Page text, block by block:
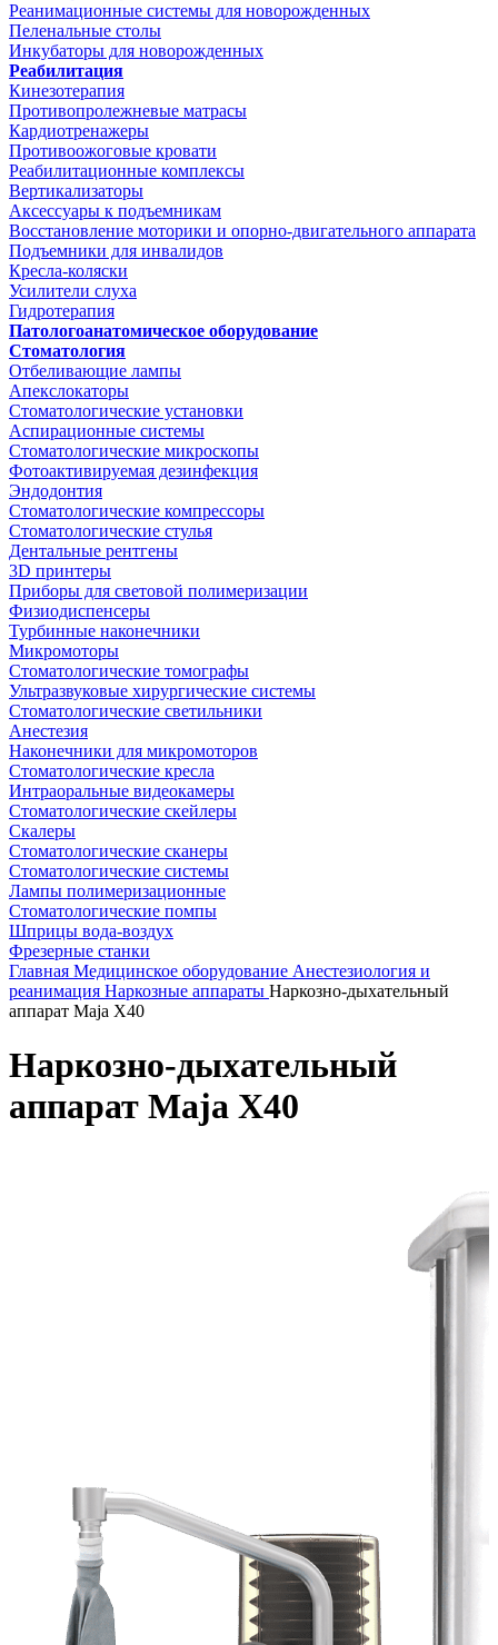
Реанимационные системы для новорожденных
Пеленальные столы
Инкубаторы для новорожденных
Реабилитация
Кинезотерапия
Противопролежневые матрасы
Кардиотренажеры
Противоожоговые кровати
Реабилитационные комплексы
Вертикализаторы
Аксессуары к подъемникам
Восстановление моторики и опорно-двигательного аппарата
Подъемники для инвалидов
Кресла-коляски
Усилители слуха
Гидротерапия
Патологоанатомическое оборудование
Стоматология
Отбеливающие лампы
Апекслокаторы
Стоматологические установки
Аспирационные системы
Стоматологические микроскопы
Фотоактивируемая дезинфекция
Эндодонтия
Стоматологические компрессоры
Стоматологические стулья
Дентальные рентгены
3D принтеры
Приборы для световой полимеризации
Физиодиспенсеры
Турбинные наконечники
Микромоторы
Стоматологические томографы
Ультразвуковые хирургические системы
Стоматологические светильники
Анестезия
Наконечники для микромоторов
Стоматологические кресла
Интраоральные видеокамеры
Стоматологические скейлеры
Скалеры
Стоматологические сканеры
Стоматологические системы
Лампы полимеризационные
Стоматологические помпы
Шприцы вода-воздух
Фрезерные станки
Главная Медицинское оборудование Анестезиология и
реанимация Наркозные аппараты Наркозно-дыхательный
аппарат Maja Х40
Наркозно-дыхательный
аппарат Maja Х40